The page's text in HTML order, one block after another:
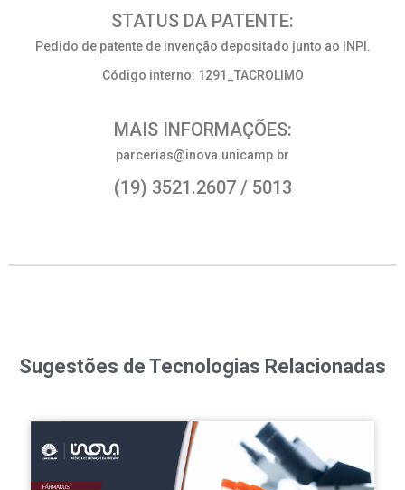
STATUS DA PATENTE:
Pedido de patente de invenção depositado junto ao INPI.
Código interno: 1291_TACROLIMO
MAIS INFORMAÇÕES:
parcerias@inova.unicamp.br
(19) 3521.2607 / 5013
Sugestões de Tecnologias Relacionadas